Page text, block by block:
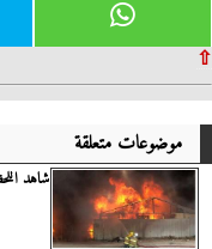
⇧
موضوعات متعلقة
شاهد